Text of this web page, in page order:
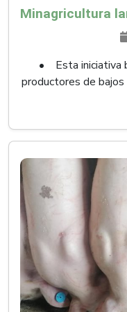
• Esta iniciativa
productores de bajos